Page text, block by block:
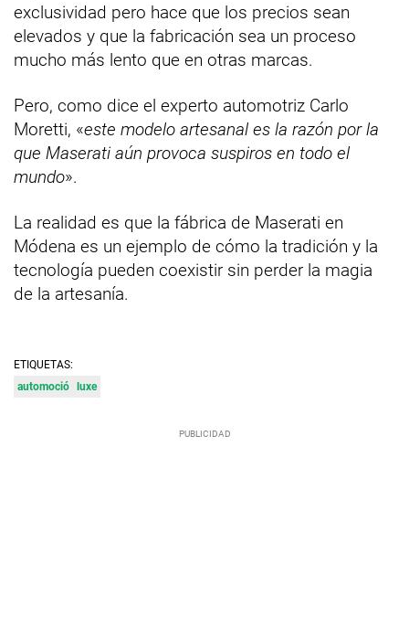
exclusividad pero hace que los precios sean
elevados y que la fabricación sea un proceso
mucho más lento que en otras marcas.
Pero, como dice el experto automotriz Carlo
Moretti, «este modelo artesanal es la razón por la
que Maserati aún provoca suspiros en todo el
mundo».
La realidad es que la fábrica de Maserati en
Módena es un ejemplo de cómo la tradición y la
tecnología pueden coexistir sin perder la magia
de la artesanía.
ETIQUETAS:
automoció luxe